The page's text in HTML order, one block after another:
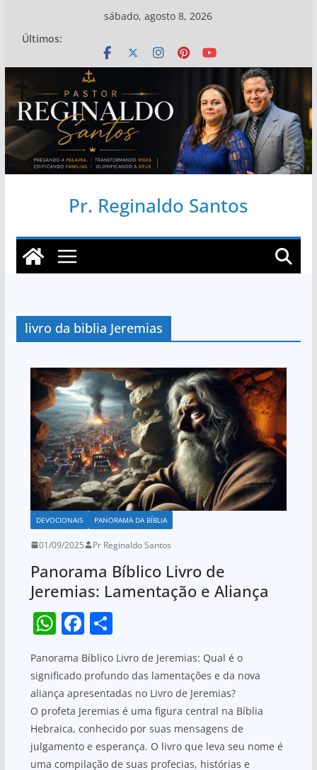
conteúdo
sábado, agosto 8, 2026
Últimos:
Pr. Reginaldo Santos
livro da biblia Jeremias
DEVOCIONAIS PANORAMA DA BÍBLIA
01/09/2025 Pr Reginaldo Santos
Panorama Bíblico Livro de
Jeremias: Lamentação e Aliança
W
at
s
A
p
p
F
a
c
e
b
o
o
S
h
ar
e
Panorama Bíblico Livro de Jeremias: Qual é o
significado profundo das lamentações e da nova
aliança apresentadas no Livro de Jeremias?
O profeta Jeremias é uma figura central na Bíblia
Hebraica, conhecido por suas mensagens de
julgamento e esperança. O livro que leva seu nome é
uma compilação de suas profecias, histórias e